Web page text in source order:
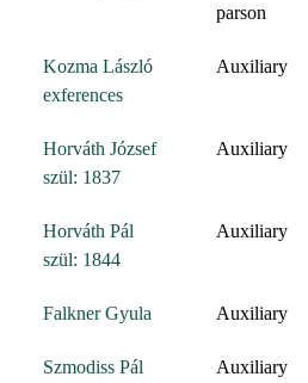
parson
Kozma László
exferences
Auxiliary
Horváth József
szül: 1837
Auxiliary
Horváth Pál
szül: 1844
Auxiliary
Falkner Gyula Auxiliary
Szmodiss Pál Auxiliary